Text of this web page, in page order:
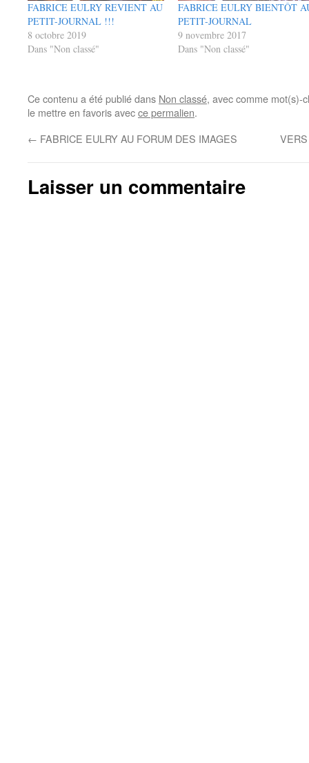
FABRICE EULRY REVIENT AU
PETIT-JOURNAL !!!
8 octobre 2019
Dans "Non classé"
FABRICE EULRY BIENTÔT
PETIT-JOURNAL
9 novembre 2017
Dans "Non classé"
Ce contenu a été publié dans Non classé, avec comme mot(s)-
le mettre en favoris avecce permalien.
← FABRICE EULRY AU FORUM DES IMAGES
Laisser un commentaire